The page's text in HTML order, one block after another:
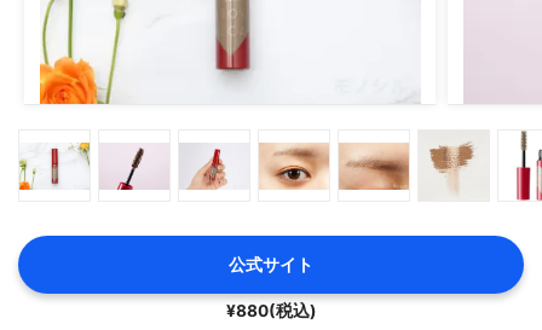
公式サイト
¥880(税込)